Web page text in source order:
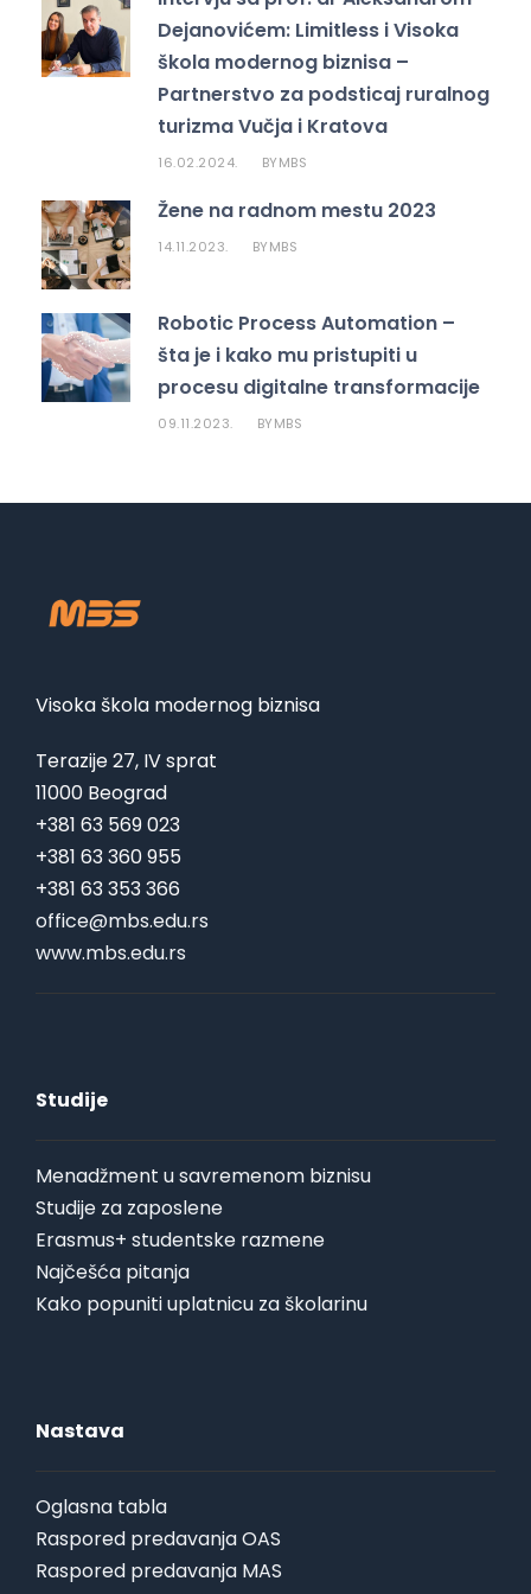
Dejanovićem: Limitless i Visoka
škola modernog biznisa –
Partnerstvo za podsticaj ruralnog
turizma Vučja i Kratova
16.02.2024. BYMBS
Žene na radnom mestu 2023
14.11.2023. BYMBS
Robotic Process Automation –
šta je i kako mu pristupiti u
procesu digitalne transformacije
09.11.2023. BYMBS
Visoka škola modernog biznisa
Terazije 27, IV sprat
11000 Beograd
+381 63 569 023
+381 63 360 955
+381 63 353 366
office@mbs.edu.rs
www.mbs.edu.rs
Studije
Menadžment u savremenom biznisu
Studije za zaposlene
Erasmus+ studentske razmene
Najčešća pitanja
Kako popuniti uplatnicu za školarinu
Nastava
Oglasna tabla
Raspored predavanja OAS
Raspored predavanja MAS